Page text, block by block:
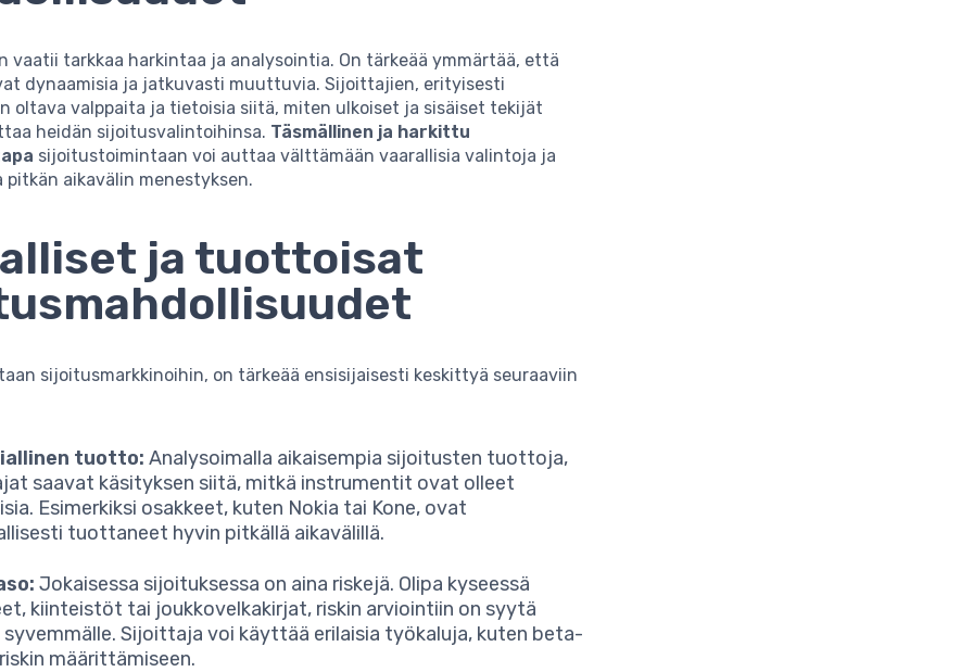
vaatii tarkkaa harkintaa ja analysointia. On tärkeää ymmärtää, että
dynaamisia ja jatkuvasti muuttuvia. Sijoittajien, erityisesti
oltava valppaita ja tietoisia siitä, miten ulkoiset ja sisäiset tekijät
heidän sijoitusvalintoihinsa. Täsmällinen ja harkittu
sijoitustoimintaan voi auttaa välttämään vaarallisia valintoja ja
pitkän aikavälin menestyksen.
ja tuottoisat
sijoitusmarkkinoihin, on tärkeää ensisijaisesti keskittyä seuraaviin
tuotto: Analysoimalla aikaisempia sijoitusten tuottoja,
saavat käsityksen siitä, mitkä instrumentit ovat olleet
Esimerkiksi osakkeet, kuten Nokia tai Kone, ovat
tuottaneet hyvin pitkällä aikavälillä.
Jokaisessa sijoituksessa on aina riskejä. Olipa kyseessä
kiinteistöt tai joukkovelkakirjat, riskin arviointiin on syytä
syvemmälle. Sijoittaja voi käyttää erilaisia työkaluja, kuten beta-
määrittämiseen.